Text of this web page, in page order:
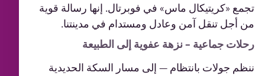
تجمع «كريتيكال ماس» في فوبرتال. إنها رسالة قوية
من أجل تنقل آمن وعادل ومستدام في مدينتنا.
رحلات جماعية – نزهة عفوية إلى الطبيعة
ننظم جولات بانتظام — إلى مسار السكة الحديدية